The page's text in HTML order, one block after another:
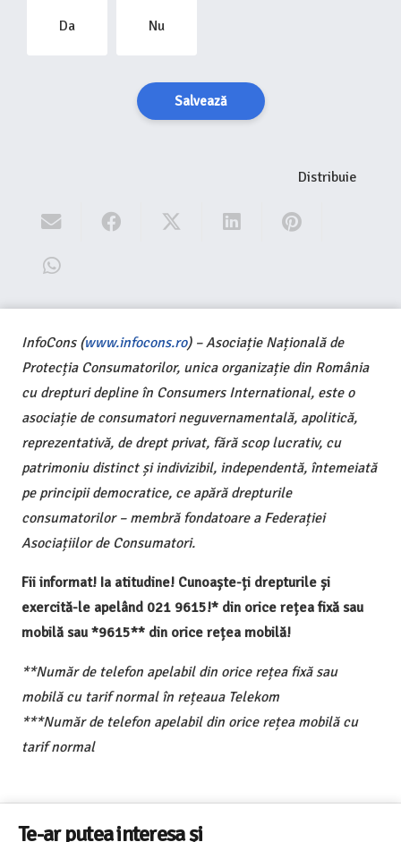
Da Nu
Salvează
Distribuie
InfoCons (www.infocons.ro) – Asociație Națională de
Protecția Consumatorilor, unica organizație din România
cu drepturi depline în Consumers International, este o
asociație de consumatori neguvernamentală, apolitică,
reprezentativă, de drept privat, fără scop lucrativ, cu
patrimoniu distinct și indivizibil, independentă, întemeiată
pe principii democratice, ce apără drepturile
consumatorilor – membră fondatoare a Federației
Asociațiilor de Consumatori.
Fii informat! Ia atitudine! Cunoaște-ți drepturile și
exercită-le apelând 021 9615!* din orice rețea fixă sau
mobilă sau *9615** din orice rețea mobilă!
**Număr de telefon apelabil din orice rețea fixă sau
mobilă cu tarif normal în rețeaua Telekom
***Număr de telefon apelabil din orice rețea mobilă cu
tarif normal
Te-ar putea interesa și